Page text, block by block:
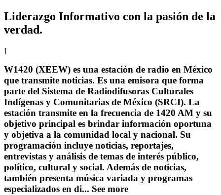
Liderazgo Informativo con la pasión de la
verdad.
]
W1420 (XEEW) es una estación de radio en México
que transmite noticias. Es una emisora ​​que forma
parte del Sistema de Radiodifusoras Culturales
Indígenas y Comunitarias de México (SRCI). La
estación transmite en la frecuencia de 1420 AM y su
objetivo principal es brindar información oportuna
y objetiva a la comunidad local y nacional. Su
programación incluye noticias, reportajes,
entrevistas y análisis de temas de interés público,
político, cultural y social. Además de noticias,
también presenta música variada y programas
especializados en di... See more